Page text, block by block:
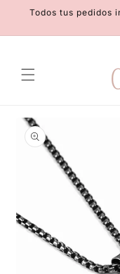
directamente
Todos tus pedidos
directamente
información
del producto